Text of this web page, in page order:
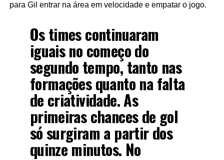
para Gil entrar na área em velocidade e empatar o jogo.
Os times continuaram
iguais no começo do
segundo tempo, tanto nas
formações quanto na falta
de criatividade. As
primeiras chances de gol
só surgiram a partir dos
quinze minutos. No